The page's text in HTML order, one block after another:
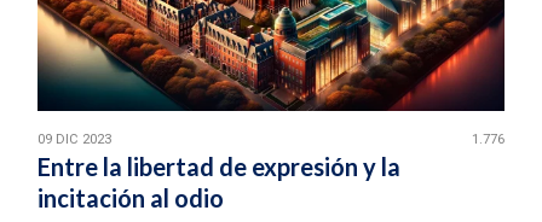
09 DIC 2023 1.776
Entre la libertad de expresión y la
incitación al odio